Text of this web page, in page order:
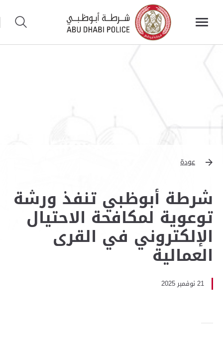
عودة
شرطة أبوظبي تنفذ ورشة
توعوية لمكافحة الاحتيال
الإلكتروني في القرى
العمالية
21 نوفمبر 2025